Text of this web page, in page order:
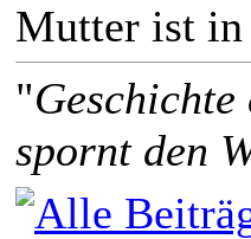
Mutter ist in
"
spornt den